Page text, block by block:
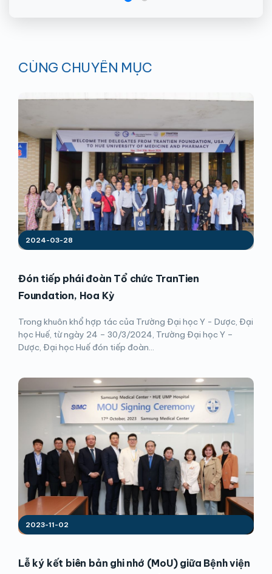
CÙNG CHUYÊN MỤC
2024-03-28
Đón tiếp phái đoàn Tổ chức TranTien
Foundation, Hoa Kỳ
Trong khuôn khổ hợp tác của Trường Đại học Y - Dược, Đại
học Huế, từ ngày 24 – 30/3/2024, Trường Đại học Y –
Dược, Đại học Huế đón tiếp đoàn...
2023-11-02
Lễ ký kết biên bản ghi nhớ (MoU) giữa Bệnh viện